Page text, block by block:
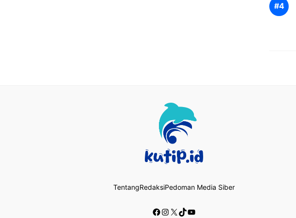
TentangRedaksiPedoman Media Siber
Facebook
Instagram
X TikTok
YouTube